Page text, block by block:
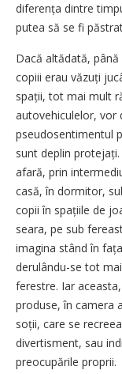
diferența dintre
putea să se fi
Dacă altădată,
copiii erau văzuți
spații, tot mai mult
autovehiculelor, vor
pseudosentimentul
sunt deplin
afară, prin
casă, în dormitor,
copii în spațiile de
seara, pe sub
imagina stând în
derulându-se tot
ferestre. Iar
produse, în camera
soții, care se
divertisment, sau
preocupările proprii.